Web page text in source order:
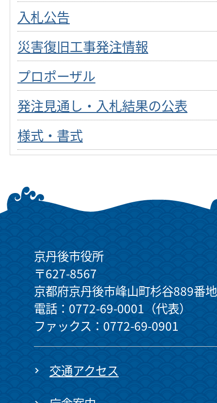
入札公告
災害復旧工事発注情報
プロポーザル
発注見通し・入札結果の公表
様式・書式
京丹後市役所
〒627-8567
京都府京丹後市峰山町杉谷889番地
電話：0772-69-0001（代表）
ファックス：0772-69-0901
交通アクセス